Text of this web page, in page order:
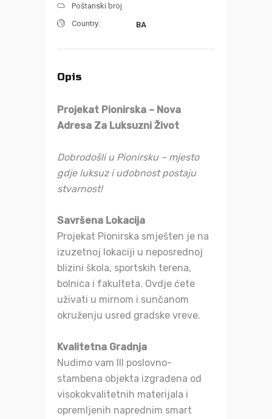
Poštanski broj
Country:
BA
Opis
Projekat Pionirska – Nova
Adresa Za Luksuzni Život
Dobrodošli u Pionirsku – mjesto
gdje luksuz i udobnost postaju
stvarnost!
Savršena Lokacija
Projekat Pionirska smješten je na
izuzetnoj lokaciji u neposrednoj
blizini škola, sportskih terena,
bolnica i fakulteta. Ovdje ćete
uživati u mirnom i sunčanom
okruženju usred gradske vreve.
Kvalitetna Gradnja
Nudimo vam III poslovno-
stambena objekta izgrađena od
visokokvalitetnih materijala i
opremljenih naprednim smart